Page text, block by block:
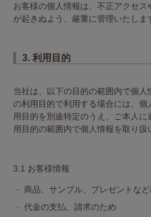
お客様の個人情報は、不正アクセ
が起きぬよう、厳重に管理いたしま
3. 利用目的
当社は、以下の目的の範囲内で個
の利用目的で利用する場合には、個
用目的を別途特定のうえ、ご本人に
用目的の範囲内で個人情報を取り扱
3.1 お客様情報
商品、サンプル、プレゼントな
代金の支払、請求のため